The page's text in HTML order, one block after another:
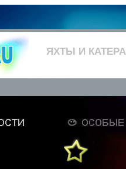
ЯХТЫ И КАТЕРА